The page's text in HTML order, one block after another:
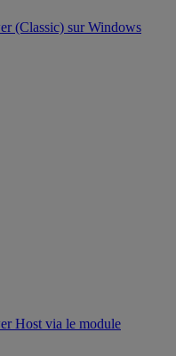
(Classic) sur Windows
Host via le module